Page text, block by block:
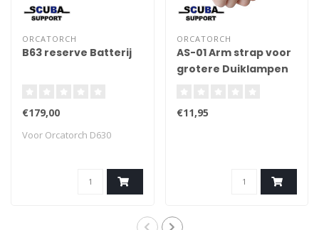
ORCATORCH
B63 reserve Batterij
€179,00
Voor Orcatorch D630
ORCATORCH
AS-01 Arm strap voor
grotere Duiklampen
€11,95